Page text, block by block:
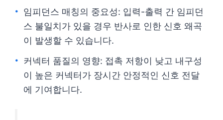
임피던스 매칭의 중요성: 입력-출력 간 임피던
스 불일치가 있을 경우 반사로 인한 신호 왜곡
이 발생할 수 있습니다.
커넥터 품질의 영향: 접촉 저항이 낮고 내구성
이 높은 커넥터가 장시간 안정적인 신호 전달
에 기여합니다.